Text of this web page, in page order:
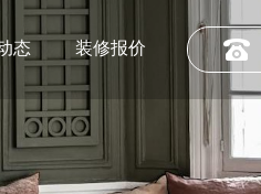
态 装修报价